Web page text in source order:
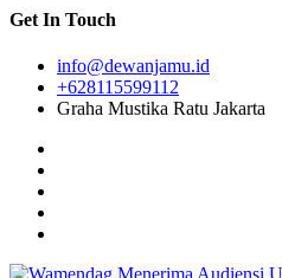
Get In Touch
info@dewanjamu.id
+628115599112
Graha Mustika Ratu Jakarta